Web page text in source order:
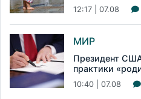
12:17 | 07.08
МИР
Президент
практики
10:40 | 07.08